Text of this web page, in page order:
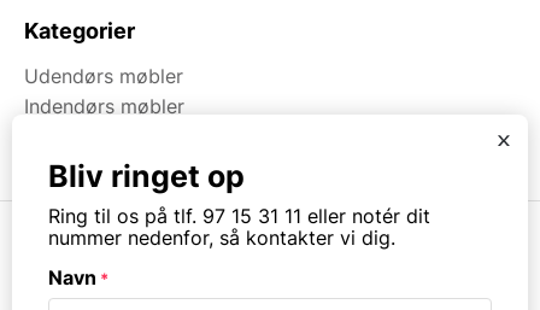
Kategorier
Udendørs møbler
Indendørs møbler
© Copyright. All rights reserved.
x
Bliv ringet op
Ring til os på tlf. 97 15 31 11 eller notér dit
nummer nedenfor, så kontakter vi dig.
Navn *